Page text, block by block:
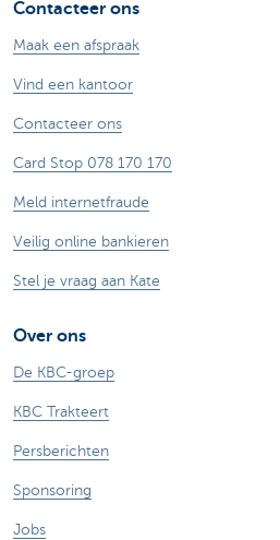
Contacteer ons
Maak een afspraak
Vind een kantoor
Contacteer ons
Card Stop 078 170 170
Meld internetfraude
Veilig online bankieren
Stel je vraag aan Kate
Over ons
De KBC-groep
KBC Trakteert
Persberichten
Sponsoring
Jobs